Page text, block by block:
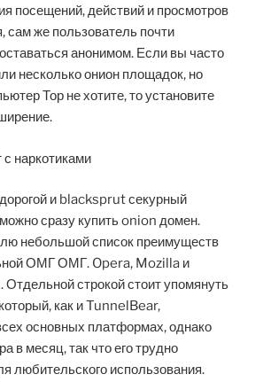
посещений, действий и просмотров
сам же пользователь почти
анонимом. Если вы часто
несколько онион площадок, но
Тор не хотите, то установите
и blacksprut секурный
сразу купить onion домен.
небольшой список преимуществ
ОМГ ОМГ. Opera, Mozilla и
Отдельной строкой стоит упомянуть
как и TunnelBear,
основных платформах, однако
в месяц, так что его трудно
любительского использования.